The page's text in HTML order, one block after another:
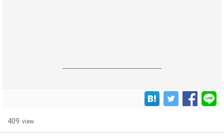
------------------------------------------------------------------
409 view